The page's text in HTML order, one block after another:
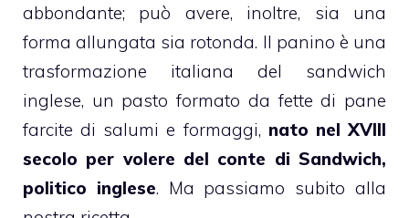
abbondante; può avere, inoltre, sia una
forma allungata sia rotonda. Il panino è una
trasformazione italiana del sandwich
inglese, un pasto formato da fette di pane
farcite di salumi e formaggi, nato nel XVIII
secolo per volere del conte di Sandwich,
politico inglese. Ma passiamo subito alla